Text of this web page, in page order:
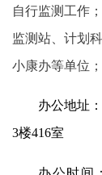
自行监测工作
监测站、计划
小康办等单位
办公地址
3楼416室